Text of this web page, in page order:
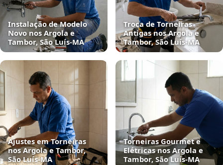
Instalação de Modelo
Novo nos Argola e
Tambor, São Luís‑MA
Troca de Torneiras
Antigas nos Argola e
Tambor, São Luís‑MA
Ajustes em Torneiras
nos Argola e Tambor,
São Luís‑MA
Torneiras Gourmet e
Elétricas nos Argola e
Tambor, São Luís‑MA